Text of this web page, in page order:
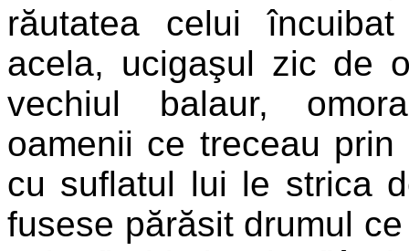
răutatea celui
acela, ucigaşul zic de
vechiul balaur,
oamenii ce treceau
cu suflatul lui le strica
fusese părăsit drumul